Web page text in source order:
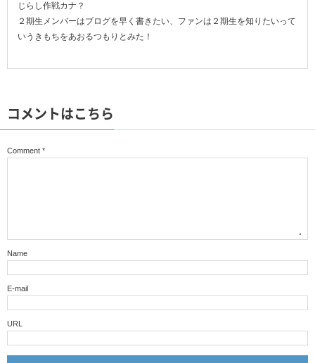
じらし作戦カナ？
２期生メンバーはブログを早く書きたい、ファンは２期生を知りたいって
いうきもちをあおるつもりとみた！
コメントはこちら
Comment *
Name
E-mail
URL